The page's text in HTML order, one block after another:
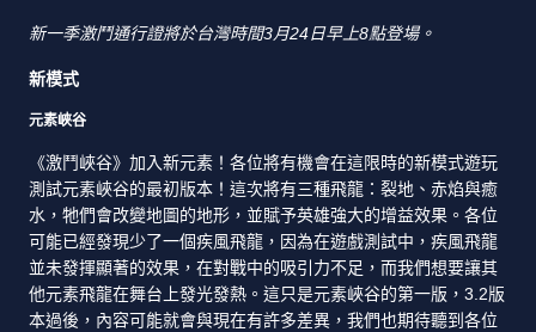
新一季激鬥通行證將於台灣時間3月24日早上8點登場。
新模式
元素峽谷
《激鬥峽谷》加入新元素！各位將有機會在這限時的新模式遊玩
測試元素峽谷的最初版本！這次將有三種飛龍：裂地、赤焰與癒
水，牠們會改變地圖的地形，並賦予英雄強大的增益效果。各位
可能已經發現少了一個疾風飛龍，因為在遊戲測試中，疾風飛龍
並未發揮顯著的效果，在對戰中的吸引力不足，而我們想要讓其
他元素飛龍在舞台上發光發熱。這只是元素峽谷的第一版，3.2版
本過後，內容可能就會與現在有許多差異，我們也期待聽到各位